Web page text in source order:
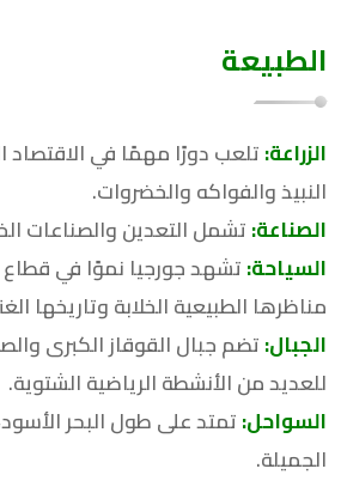
الطبيعة
الزراعة:تلعب دورًا مهمًا في الاقتصاد
النبيذ والفواكه والخضروات.
الصناعة:تشمل التعدين والصناعات
السياحة:تشهد جورجيا نموًا في
مناظرها الطبيعية الخلابة وتاريخها
الجبال:تضم جبال القوقاز الكبرى
للعديد من الأنشطة الرياضية الشتوية.
السواحل:تمتد على طول البحر
الجميلة.